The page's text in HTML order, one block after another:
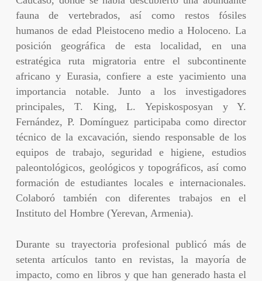
fauna de vertebrados, así como restos fósiles
humanos de edad Pleistoceno medio a Holoceno. La
posición geográfica de esta localidad, en una
estratégica ruta migratoria entre el subcontinente
africano y Eurasia, confiere a este yacimiento una
importancia notable. Junto a los investigadores
principales, T. King, L. Yepiskosposyan y Y.
Fernández, P. Domínguez participaba como director
técnico de la excavación, siendo responsable de los
equipos de trabajo, seguridad e higiene, estudios
paleontológicos, geológicos y topográficos, así como
formación de estudiantes locales e internacionales.
Colaboró también con diferentes trabajos en el
Instituto del Hombre (Yerevan, Armenia).
Durante su trayectoria profesional publicó más de
setenta artículos tanto en revistas, la mayoría de
impacto, como en libros y que han generado hasta el